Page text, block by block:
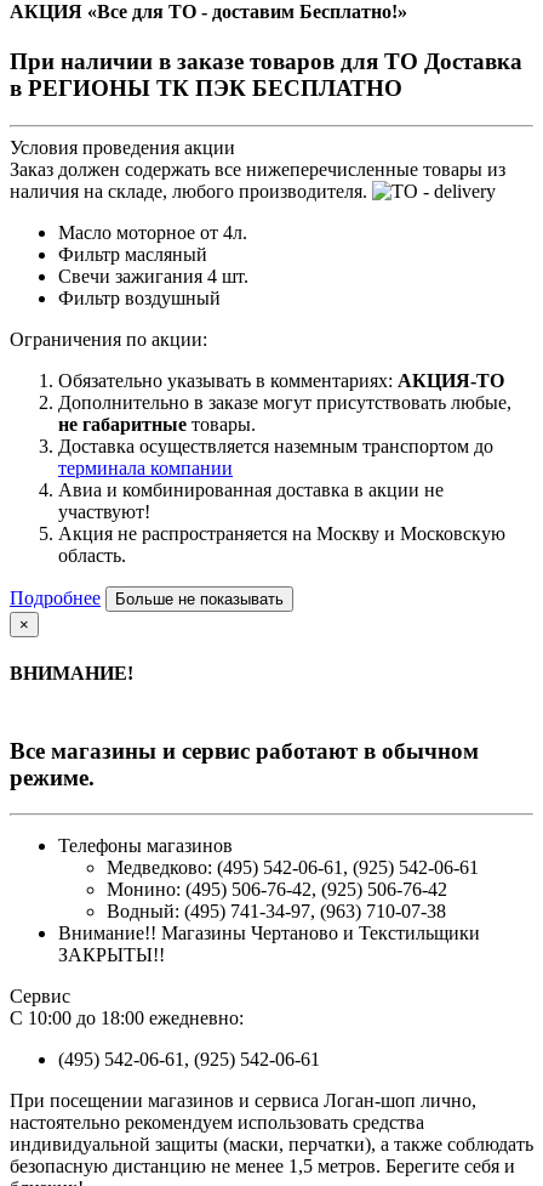
АКЦИЯ «Все для ТО - доставим Бесплатно!»
При наличии в заказе товаров для ТО Доставка
в РЕГИОНЫ ТК ПЭК БЕСПЛАТНО
Условия проведения акции
Заказ должен содержать все нижеперечисленные товары из
наличия на складе, любого производителя.
Масло моторное от 4л.
Фильтр масляный
Свечи зажигания 4 шт.
Фильтр воздушный
Ограничения по акции:
Обязательно указывать в комментариях: АКЦИЯ-ТО
Дополнительно в заказе могут присутствовать любые,
не габаритные товары.
Доставка осуществляется наземным транспортом до
терминала компании
Авиа и комбинированная доставка в акции не
участвуют!
Акция не распространяется на Москву и Московскую
область.
Подробнее
Больше не показывать
×
ВНИМАНИЕ!
Все магазины и сервис работают в обычном
режиме.
Телефоны магазинов
Медведково: (495) 542-06-61, (925) 542-06-61
Монино: (495) 506-76-42, (925) 506-76-42
Водный: (495) 741-34-97, (963) 710-07-38
Внимание!! Магазины Чертаново и Текстильщики
ЗАКРЫТЫ!!
Сервис
С 10:00 до 18:00 ежедневно:
(495) 542-06-61, (925) 542-06-61
При посещении магазинов и сервиса Логан-шоп лично,
настоятельно рекомендуем использовать средства
индивидуальной защиты (маски, перчатки), а также соблюдать
безопасную дистанцию не менее 1,5 метров. Берегите себя и